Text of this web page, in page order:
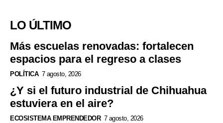
LO ÚLTIMO
Más escuelas renovadas: fortalecen
espacios para el regreso a clases
POLÍTICA 7 agosto, 2026
¿Y si el futuro industrial de Chihuahua
estuviera en el aire?
ECOSISTEMA EMPRENDEDOR 7 agosto, 2026